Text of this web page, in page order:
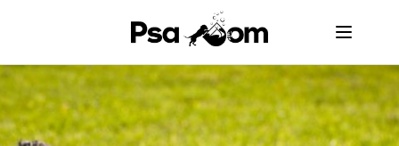
PsaDom